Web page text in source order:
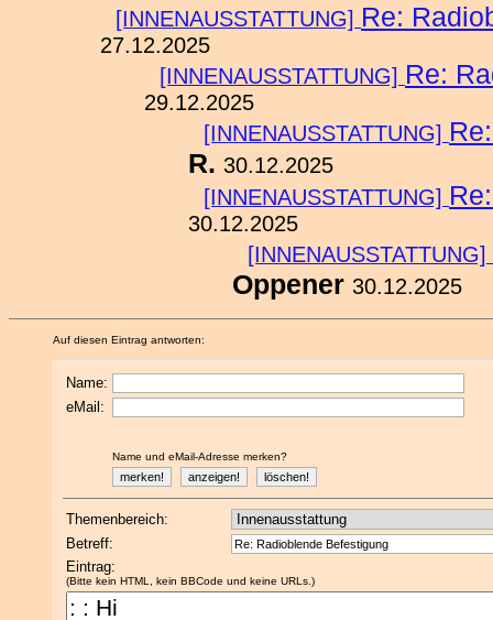
[INNENAUSSTATTUNG] Re:
27.12.2025
[INNENAUSSTATTUNG] Re:
29.12.2025
[INNENAUSSTATTUNG]
R. 30.12.2025
[INNENAUSSTATTUNG]
30.12.2025
[INNENAUSSTATTUNG]
Oppener 30.12.2025
Auf diesen Eintrag antworten:
Name:
eMail:
Name und eMail-Adresse merken?
Themenbereich:
Betreff:
Eintrag:
(Bitte kein HTML, kein BBCode und keine URLs.)